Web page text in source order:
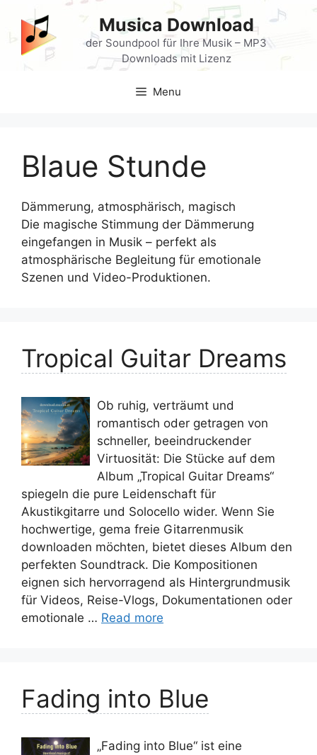
content
Musica Download
der Soundpool für Ihre Musik – MP3
Downloads mit Lizenz
Menu
Blaue Stunde
Dämmerung, atmosphärisch, magisch
Die magische Stimmung der Dämmerung
eingefangen in Musik – perfekt als
atmosphärische Begleitung für emotionale
Szenen und Video-Produktionen.
Tropical Guitar Dreams
Ob ruhig, verträumt und
romantisch oder getragen von
schneller, beeindruckender
Virtuosität: Die Stücke auf dem
Album „Tropical Guitar Dreams“
spiegeln die pure Leidenschaft für
Akustikgitarre und Solocello wider. Wenn Sie
hochwertige, gema freie Gitarrenmusik
downloaden möchten, bietet dieses Album den
perfekten Soundtrack. Die Kompositionen
eignen sich hervorragend als Hintergrundmusik
für Videos, Reise-Vlogs, Dokumentationen oder
emotionale … Read more
Fading into Blue
„Fading into Blue“ ist eine